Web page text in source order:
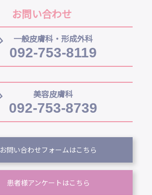
お問い合わせ
一般皮膚科・形成外科
092-753-8119
美容皮膚科
092-753-8739
お問い合わせフォームはこちら
患者様アンケートはこちら